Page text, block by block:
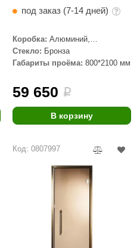
под заказ (7-14 дней)
Коробка: Алюминий,
Бронзовый профиль
Стекло: Бронза
Габариты проёма: 800*2100 мм
59 650 i
В корзину
Код: 0807997